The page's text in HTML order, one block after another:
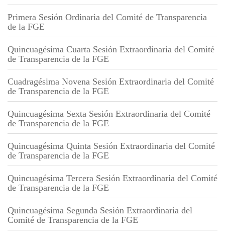
Primera Sesión Ordinaria del Comité de Transparencia
de la FGE
Quincuagésima Cuarta Sesión Extraordinaria del Comité
de Transparencia de la FGE
Cuadragésima Novena Sesión Extraordinaria del Comité
de Transparencia de la FGE
Quincuagésima Sexta Sesión Extraordinaria del Comité
de Transparencia de la FGE
Quincuagésima Quinta Sesión Extraordinaria del Comité
de Transparencia de la FGE
Quincuagésima Tercera Sesión Extraordinaria del Comité
de Transparencia de la FGE
Quincuagésima Segunda Sesión Extraordinaria del
Comité de Transparencia de la FGE